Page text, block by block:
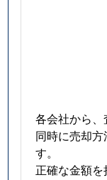
各会社から、
同時に売却
す。
正確な金額